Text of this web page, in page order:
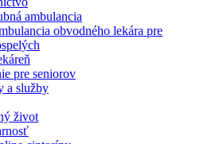
ambulancia
obvodného lekára pre
pre seniorov
a služby
život